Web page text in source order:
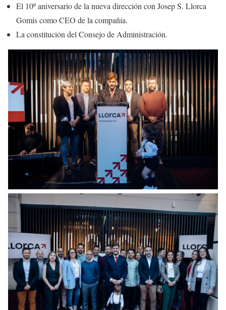
El 10º aniversario de la nueva dirección con Josep S. Llorca
Gomis como CEO de la compañía.
La constitución del Consejo de Administración.